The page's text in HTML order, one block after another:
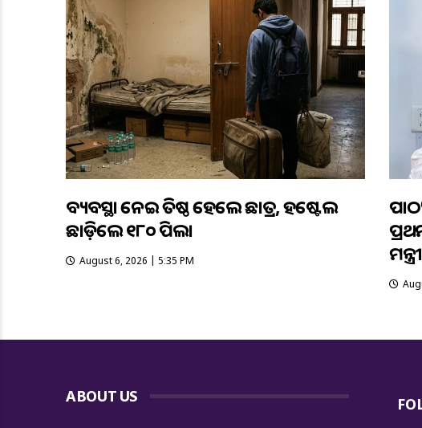
ଅବ୍ୟବସ୍ଥା ନେଇ ଅତିଷ୍ଠ ହେଲେ ଛାତ୍ର, ହଷ୍ଟେଲ
ଛାଡ଼ିଲେ ୧୮୦ ପିଲା
August 6, 2026 | 5:35 PM
ମନ୍ତ୍ରୀ
ABOUT US